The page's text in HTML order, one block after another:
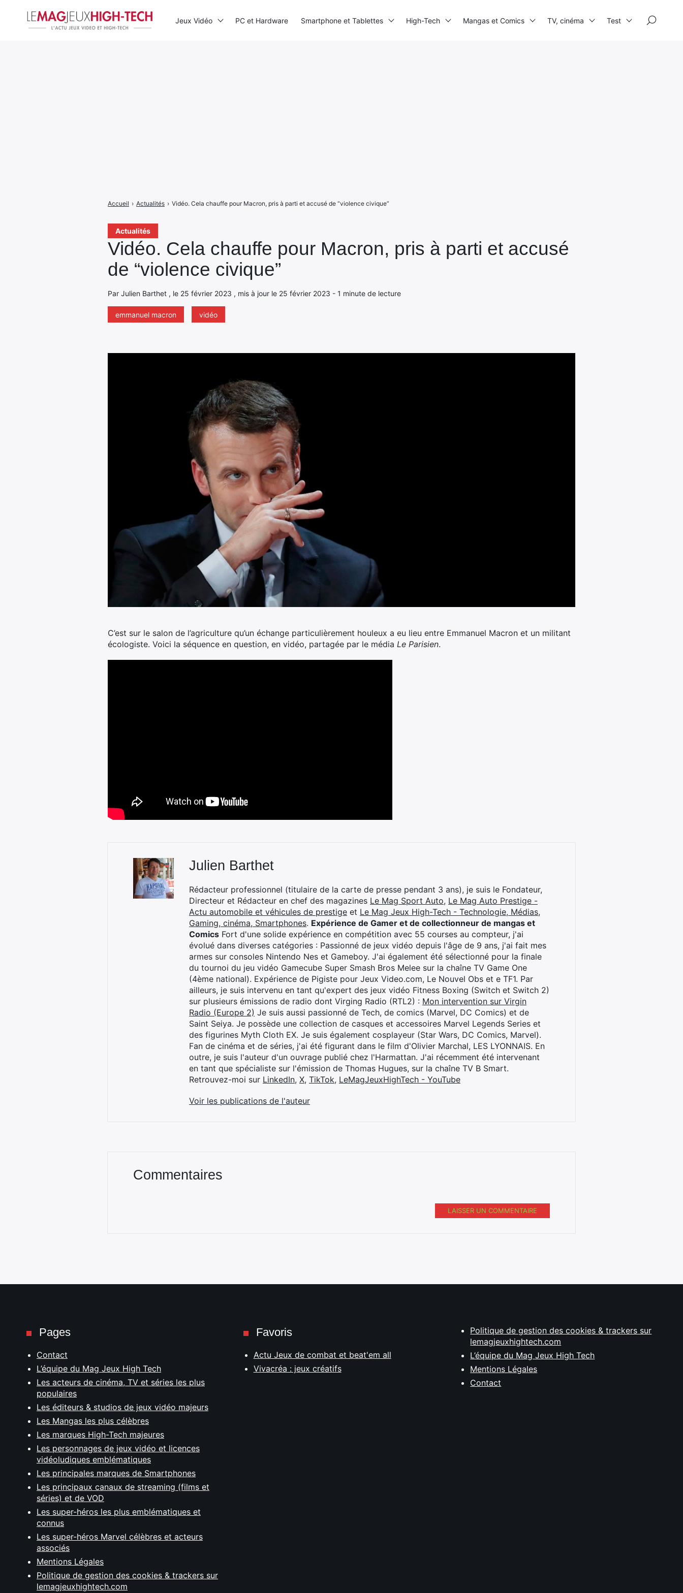
Actualités
Vidéo. Cela chauffe pour Macron, pris à parti et accusé
de “violence civique”
Par Julien Barthet , le 25 février 2023 , mis à jour le 25 février 2023 - 1 minute de lecture
emmanuel macron vidéo
Accueil › Actualités › Vidéo. Cela chauffe pour Macron, pris à parti et accusé de “violence civique”
C’est sur le salon de l’agriculture qu’un échange particulièrement houleux a eu lieu entre Emmanuel Macron et un militant
écologiste. Voici la séquence en question, en vidéo, partagée par le média Le Parisien.
Julien Barthet
Rédacteur professionnel (titulaire de la carte de presse pendant 3 ans), je suis le Fondateur,
Directeur et Rédacteur en chef des magazines Le Mag Sport Auto, Le Mag Auto Prestige -
Actu automobile et véhicules de prestige et Le Mag Jeux High-Tech - Technologie, Médias,
Gaming, cinéma, Smartphones. Expérience de Gamer et de collectionneur de mangas et
Comics Fort d'une solide expérience en compétition avec 55 courses au compteur, j'ai
évolué dans diverses catégories : Passionné de jeux vidéo depuis l'âge de 9 ans, j'ai fait mes
armes sur consoles Nintendo Nes et Gameboy. J'ai également été sélectionné pour la finale
du tournoi du jeu vidéo Gamecube Super Smash Bros Melee sur la chaîne TV Game One
(4ème national). Expérience de Pigiste pour Jeux Video.com, Le Nouvel Obs et e TF1. Par
ailleurs, je suis intervenu en tant qu'expert des jeux vidéo Fitness Boxing (Switch et Switch 2)
sur plusieurs émissions de radio dont Virging Radio (RTL2) : Mon intervention sur Virgin
Radio (Europe 2) Je suis aussi passionné de Tech, de comics (Marvel, DC Comics) et de
Saint Seiya. Je possède une collection de casques et accessoires Marvel Legends Series et
des figurines Myth Cloth EX. Je suis également cosplayeur (Star Wars, DC Comics, Marvel).
Fan de cinéma et de séries, j'ai été figurant dans le film d'Olivier Marchal, LES LYONNAIS. En
outre, je suis l'auteur d'un ouvrage publié chez l'Harmattan. J'ai récemment été intervenant
en tant que spécialiste sur l'émission de Thomas Hugues, sur la chaîne TV B Smart.
Retrouvez-moi sur LinkedIn, X, TikTok, LeMagJeuxHighTech - YouTube
Voir les publications de l'auteur
Commentaires
LAISSER UN COMMENTAIRE
Jeux Vidéo PC et Hardware Smartphone et Tablettes High-Tech Mangas et Comics TV, cinéma Test
Pages
Contact
L’équipe du Mag Jeux High Tech
Les acteurs de cinéma, TV et séries les plus
populaires
Les éditeurs & studios de jeux vidéo majeurs
Les Mangas les plus célèbres
Les marques High-Tech majeures
Les personnages de jeux vidéo et licences
vidéoludiques emblématiques
Les principales marques de Smartphones
Les principaux canaux de streaming (films et
séries) et de VOD
Les super-héros les plus emblématiques et
connus
Les super-héros Marvel célèbres et acteurs
associés
Mentions Légales
Politique de gestion des cookies & trackers sur
lemagjeuxhightech.com
Favoris
Actu Jeux de combat et beat'em all
Vivacréa : jeux créatifs
Politique de gestion des cookies & trackers sur
lemagjeuxhightech.com
L’équipe du Mag Jeux High Tech
Mentions Légales
Contact